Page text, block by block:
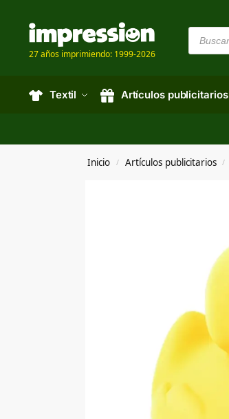
27 años imprimiendo: 1999-2026
Textil Artículos publicitarios
Inicio / Artículos publicitarios /